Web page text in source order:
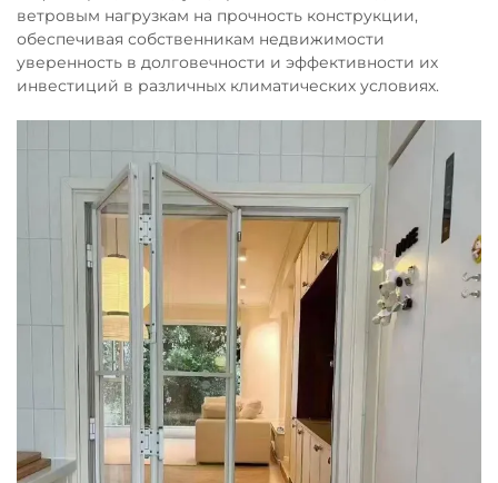
ветровым нагрузкам на прочность конструкции,
обеспечивая собственникам недвижимости
уверенность в долговечности и эффективности их
инвестиций в различных климатических условиях.